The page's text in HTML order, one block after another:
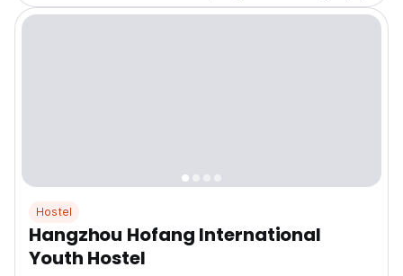
Hostel
Hangzhou Hofang International
Youth Hostel